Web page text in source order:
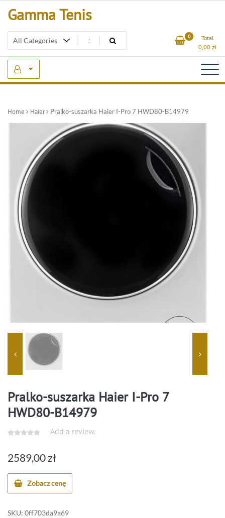
Gamma Tenis
0
Total
0,00 zł
Home Haier Pralko-suszarka Haier I-Pro 7 HWD80-B14979
Pralko-suszarka Haier I-Pro 7
HWD80-B14979
Add a review.
2589,00 zł
Zobacz cenę
SKU: 0ff703da9a69